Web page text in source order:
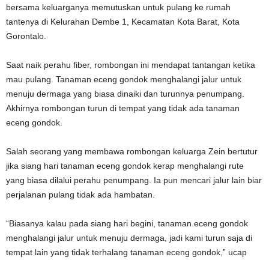
bersama keluarganya memutuskan untuk pulang ke rumah
tantenya di Kelurahan Dembe 1, Kecamatan Kota Barat, Kota
Gorontalo.
Saat naik perahu fiber, rombongan ini mendapat tantangan ketika
mau pulang. Tanaman eceng gondok menghalangi jalur untuk
menuju dermaga yang biasa dinaiki dan turunnya penumpang.
Akhirnya rombongan turun di tempat yang tidak ada tanaman
eceng gondok.
Salah seorang yang membawa rombongan keluarga Zein bertutur
jika siang hari tanaman eceng gondok kerap menghalangi rute
yang biasa dilalui perahu penumpang. Ia pun mencari jalur lain biar
perjalanan pulang tidak ada hambatan.
“Biasanya kalau pada siang hari begini, tanaman eceng gondok
menghalangi jalur untuk menuju dermaga, jadi kami turun saja di
tempat lain yang tidak terhalang tanaman eceng gondok,” ucap